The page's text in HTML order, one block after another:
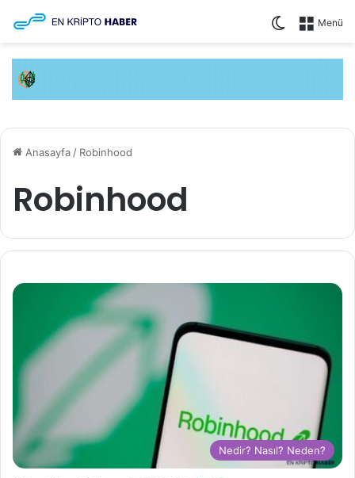
Menü
Dış
Anasayfa / Robinhood
Robinhood
Nedir? Nasıl? Neden?